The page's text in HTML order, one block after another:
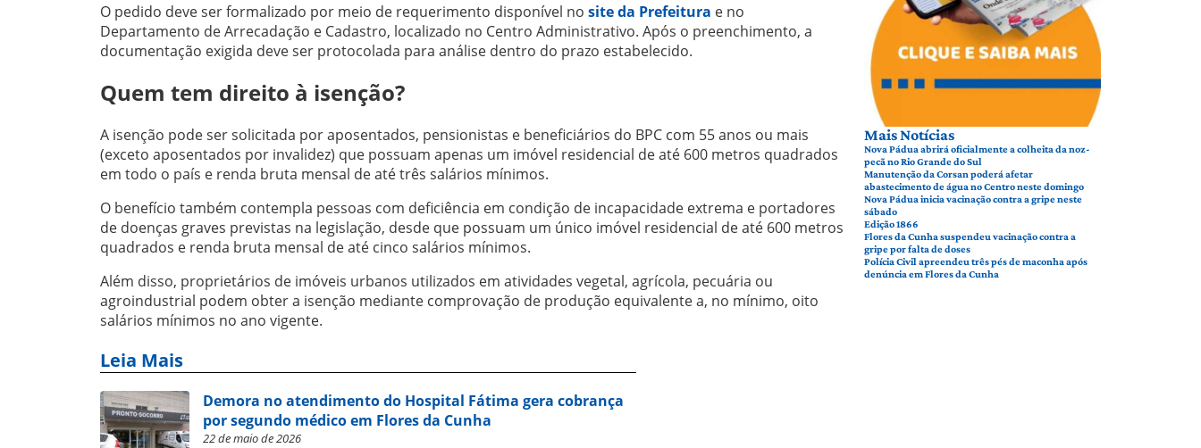
O pedido deve ser formalizado por meio de requerimento disponível no site da Prefeitura e no
Departamento de Arrecadação e Cadastro, localizado no Centro Administrativo. Após o preenchimento, a
documentação exigida deve ser protocolada para análise dentro do prazo estabelecido.
Quem tem direito à isenção?
A isenção pode ser solicitada por aposentados, pensionistas e beneficiários do BPC com 55 anos ou mais
(exceto aposentados por invalidez) que possuam apenas um imóvel residencial de até 600 metros quadrados
em todo o país e renda bruta mensal de até três salários mínimos.
O benefício também contempla pessoas com deficiência em condição de incapacidade extrema e portadores
de doenças graves previstas na legislação, desde que possuam um único imóvel residencial de até 600 metros
quadrados e renda bruta mensal de até cinco salários mínimos.
Além disso, proprietários de imóveis urbanos utilizados em atividades vegetal, agrícola, pecuária ou
agroindustrial podem obter a isenção mediante comprovação de produção equivalente a, no mínimo, oito
salários mínimos no ano vigente.
Leia Mais
Demora no atendimento do Hospital Fátima gera cobrança
por segundo médico em Flores da Cunha
22 de maio de 2026
Mais Notícias
Nova Pádua abrirá oficialmente a colheita da noz-
pecã no Rio Grande do Sul
Manutenção da Corsan poderá afetar
abastecimento de água no Centro neste domingo
Nova Pádua inicia vacinação contra a gripe neste
sábado
Edição 1866
Flores da Cunha suspendeu vacinação contra a
gripe por falta de doses
Polícia Civil apreendeu três pés de maconha após
denúncia em Flores da Cunha